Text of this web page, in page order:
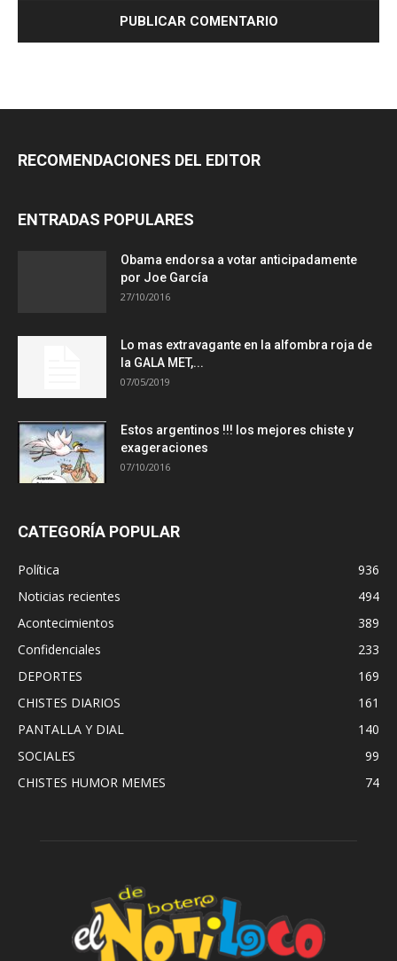
RECOMENDACIONES DEL EDITOR
ENTRADAS POPULARES
Obama endorsa a votar anticipadamente
por Joe García
27/10/2016
Lo mas extravagante en la alfombra roja de
la GALA MET,...
07/05/2019
Estos argentinos !!! los mejores chiste y
exageraciones
07/10/2016
CATEGORÍA POPULAR
Política
936
Noticias recientes
494
Acontecimientos
389
Confidenciales
233
DEPORTES
169
CHISTES DIARIOS
161
PANTALLA Y DIAL
140
SOCIALES
99
CHISTES HUMOR MEMES
74